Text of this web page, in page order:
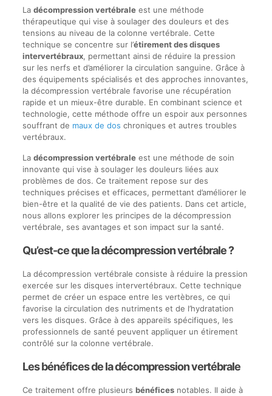
La décompression vertébraleest une méthode
thérapeutique qui vise à soulager des douleurs et des
tensions au niveau de la colonne vertébrale. Cette
technique se concentre sur l’étirement des disques
intervertébraux, permettant ainsi de réduire la pression
sur les nerfs et d’améliorer la circulation sanguine. Grâce à
des équipements spécialisés et des approches innovantes,
la décompression vertébrale favorise une récupération
rapide et un mieux-être durable. En combinant science et
technologie, cette méthode offre un espoir aux personnes
souffrant de maux de dos chroniques et autres troubles
vertébraux.
La décompression vertébraleest une méthode de soin
innovante qui vise à soulager les douleurs liées aux
problèmes de dos. Ce traitement repose sur des
techniques précises et efficaces, permettant d’améliorer le
bien-être et la qualité de vie des patients. Dans cet article,
nous allons explorer les principes de la décompression
vertébrale, ses avantages et son impact sur la santé.
Qu’est-ce que la décompression vertébrale ?
La décompression vertébrale consiste à réduire la pression
exercée sur les disques intervertébraux. Cette technique
permet de créer un espace entre les vertèbres, ce qui
favorise la circulation des nutriments et de l’hydratation
vers les disques. Grâce à des appareils spécifiques, les
professionnels de santé peuvent appliquer un étirement
contrôlé sur la colonne vertébrale.
Les bénéfices de la décompression vertébrale
Ce traitement offre plusieurs bénéficesnotables. Il aide à